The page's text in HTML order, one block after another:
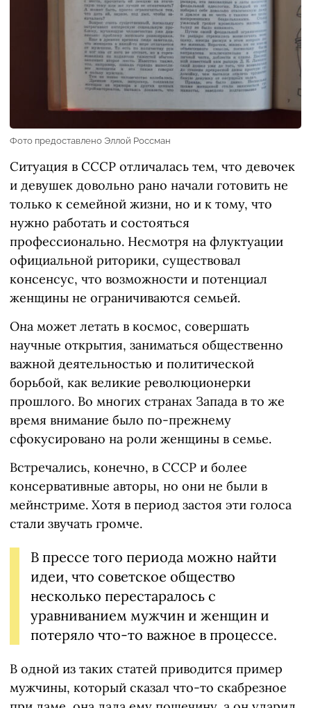
Фото предоставлено Эллой Россман
Ситуация в СССР отличалась тем, что девочек
и девушек довольно рано начали готовить не
только к семейной жизни, но и к тому, что
нужно работать и состояться
профессионально. Несмотря на флуктуации
официальной риторики, существовал
консенсус, что возможности и потенциал
женщины не ограничиваются семьей.
Она может летать в космос, совершать
научные открытия, заниматься общественно
важной деятельностью и политической
борьбой, как великие революционерки
прошлого. Во многих странах Запада в то же
время внимание было по-прежнему
сфокусировано на роли женщины в семье.
Встречались, конечно, в СССР и более
консервативные авторы, но они не были в
мейнстриме. Хотя в период застоя эти голоса
стали звучать громче.
В прессе того периода можно найти
идеи, что советское общество
несколько перестаралось с
уравниванием мужчин и женщин и
потеряло что-то важное в процессе.
В одной из таких статей приводится пример
мужчины, который сказал что-то скабрезное